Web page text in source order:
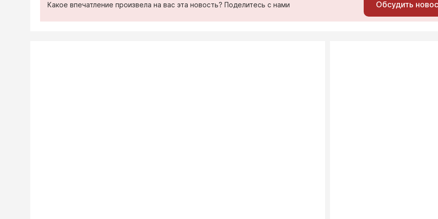
Какое впечатление произвела на вас эта новость? Поделитесь с нами Обсудить